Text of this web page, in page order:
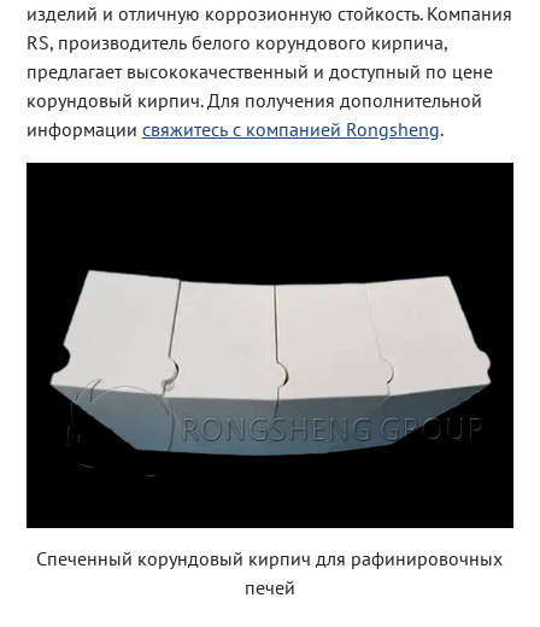
изделий и отличную коррозионную стойкость. Компания
RS, производитель белого корундового кирпича,
предлагает высококачественный и доступный по цене
корундовый кирпич. Для получения дополнительной
информации свяжитесь с компанией Rongsheng.
Спеченный корундовый кирпич для рафинировочных
печей